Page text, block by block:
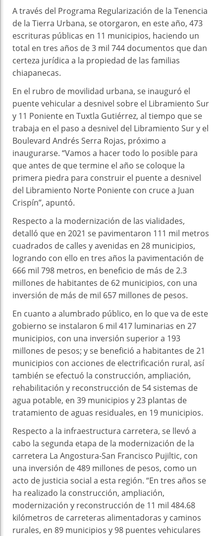
A través del Programa Regularización de la Tenencia
de la Tierra Urbana, se otorgaron, en este año, 473
escrituras públicas en 11 municipios, haciendo un
total en tres años de 3 mil 744 documentos que dan
certeza jurídica a la propiedad de las familias
chiapanecas.
En el rubro de movilidad urbana, se inauguró el
puente vehicular a desnivel sobre el Libramiento Sur
y 11 Poniente en Tuxtla Gutiérrez, al tiempo que se
trabaja en el paso a desnivel del Libramiento Sur y el
Boulevard Andrés Serra Rojas, próximo a
inaugurarse. “Vamos a hacer todo lo posible para
que antes de que termine el año se coloque la
primera piedra para construir el puente a desnivel
del Libramiento Norte Poniente con cruce a Juan
Crispín”, apuntó.
Respecto a la modernización de las vialidades,
detalló que en 2021 se pavimentaron 111 mil metros
cuadrados de calles y avenidas en 28 municipios,
logrando con ello en tres años la pavimentación de
666 mil 798 metros, en beneficio de más de 2.3
millones de habitantes de 62 municipios, con una
inversión de más de mil 657 millones de pesos.
En cuanto a alumbrado público, en lo que va de este
gobierno se instalaron 6 mil 417 luminarias en 27
municipios, con una inversión superior a 193
millones de pesos; y se benefició a habitantes de 21
municipios con acciones de electrificación rural, así
también se efectuó la construcción, ampliación,
rehabilitación y reconstrucción de 54 sistemas de
agua potable, en 39 municipios y 23 plantas de
tratamiento de aguas residuales, en 19 municipios.
Respecto a la infraestructura carretera, se llevó a
cabo la segunda etapa de la modernización de la
carretera La Angostura-San Francisco Pujiltic, con
una inversión de 489 millones de pesos, como un
acto de justicia social a esta región. “En tres años se
ha realizado la construcción, ampliación,
modernización y reconstrucción de 11 mil 484.68
kilómetros de carreteras alimentadoras y caminos
rurales, en 89 municipios y 98 puentes vehiculares